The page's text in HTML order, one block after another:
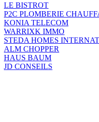
LE BISTROT
P2C PLOMBERIE
KONIA TELECOM
WARRIXK IMMO
STEDA HOMES
ALM CHOPPER
HAUS BAUM
JD CONSEILS